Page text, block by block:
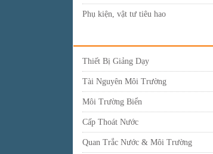
Phụ kiện, vật tư tiêu hao
Thiết Bị Giảng Dạy
Tài Nguyên Môi Trường
Môi Trường Biển
Cấp Thoát Nước
Quan Trắc Nước & Môi Trường